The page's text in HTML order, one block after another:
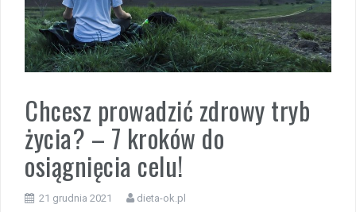
Chcesz prowadzić zdrowy tryb
życia? – 7 kroków do
osiągnięcia celu!
21 grudnia 2021 dieta-ok.pl